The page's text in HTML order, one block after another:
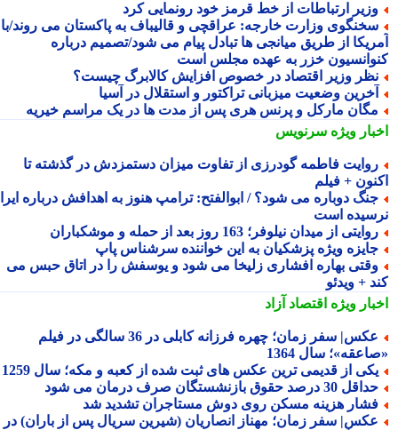
ارتباطات از خط قرمز خود رونمایی کرد
وزارت خارجه: عراقچی و قالیباف به پاکستان می روند/با
از طریق میانجی ها تبادل پیام می شود/تصمیم درباره
خزر به عهده مجلس است
وزیر اقتصاد در خصوص افزایش کالابرگ چیست؟
وضعیت میزبانی تراکتور و استقلال در آسیا
مارکل و پرنس هری پس از مدت ها در یک مراسم خیریه
ویژهسرنویس
فاطمه گودرزی از تفاوت میزان دستمزدش در گذشته تا
+ فیلم
دوباره می شود؟ / ابوالفتح: ترامپ هنوز به اهدافش درباره ایران
است
از میدان نیلوفر؛ 163 روز بعد از حمله و موشکباران
ویژه پزشکیان به این خواننده سرشناس پاپ
بهاره افشاری زلیخا می شود و یوسفش را در اتاق حبس می
+ ویدئو
ویژهاقتصاد آزاد
عکس| سفر زمان؛ چهره فرزانه کابلی در 36 سالگی در فیلم
سال 1364
از قدیمی ترین عکس های ثبت شده از کعبه و مکه؛ سال 1259
30 درصد حقوق بازنشستگان صرف درمان می شود
هزینه مسکن روی دوش مستاجران تشدید شد
سفر زمان؛ مهناز انصاریان (شیرین سریال پس از باران) در